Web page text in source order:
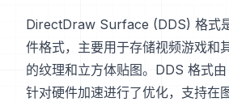
DirectDraw Surface (DDS) 格式
件格式，主要用于存储视频游戏和
的纹理和立方体贴图。DDS 格式
针对硬件加速进行了优化，支持在